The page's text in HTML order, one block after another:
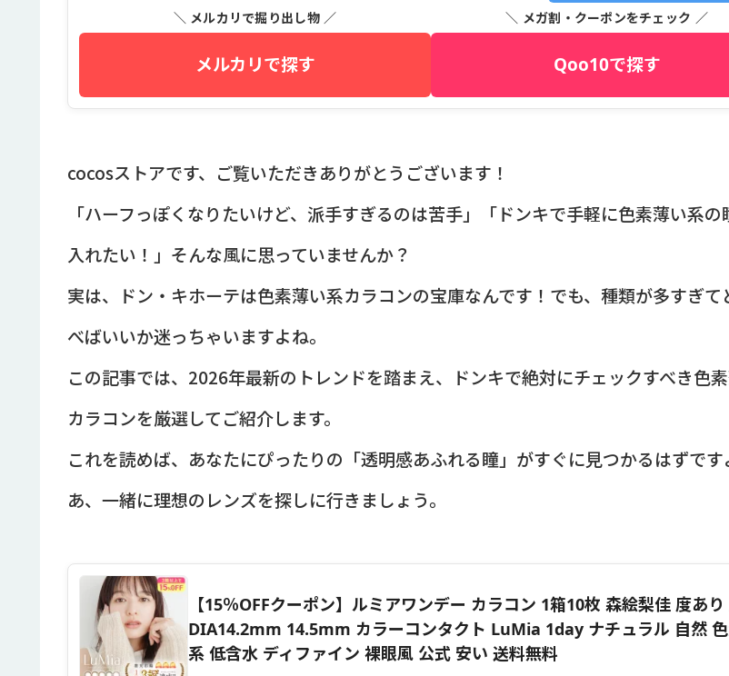
＼ メルカリで掘り出し物 ／
メルカリで探す
＼ メガ割・クーポンをチェック ／
Qoo10で探す
cocosストアです、ご覧いただきありがとうございます！
「ハーフっぽくなりたいけど、派手すぎるのは苦手」「ドンキで手軽に色素薄い系の
入れたい！」そんな風に思っていませんか？
実は、ドン・キホーテは色素薄い系カラコンの宝庫なんです！でも、種類が多すぎて
べばいいか迷っちゃいますよね。
この記事では、2026年最新のトレンドを踏まえ、ドンキで絶対にチェックすべき色
カラコンを厳選してご紹介します。
これを読めば、あなたにぴったりの「透明感あふれる瞳」がすぐに見つかるはずです
あ、一緒に理想のレンズを探しに行きましょう。
【15％OFFクーポン】ルミアワンデー カラコン 1箱10枚 森絵梨佳 度あ
DIA14.2mm 14.5mm カラーコンタクト LuMia 1day ナチュラル 自然
系 低含水 ディファイン 裸眼風 公式 安い 送料無料